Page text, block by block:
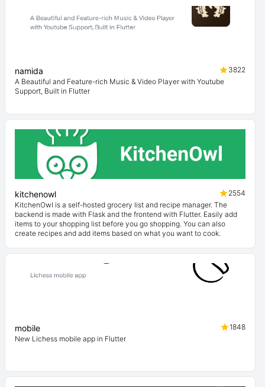
namida
3822
A Beautiful and Feature-rich Music & Video Player with Youtube
Support, Built in Flutter
kitchenowl
2554
KitchenOwl is a self-hosted grocery list and recipe manager. The
backend is made with Flask and the frontend with Flutter. Easily add
items to your shopping list before you go shopping. You can also
create recipes and add items based on what you want to cook.
mobile
1848
New Lichess mobile app in Flutter